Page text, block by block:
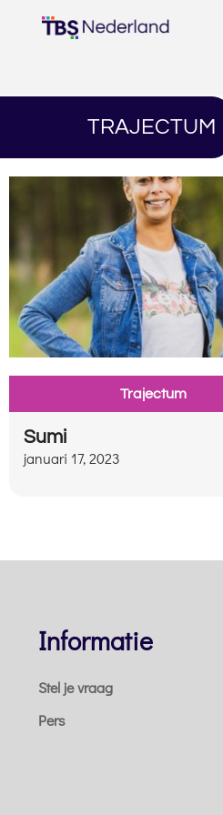
TRAJECTUM
Trajectum
Sumi
januari 17, 2023
Informatie
Stel je vraag
Pers